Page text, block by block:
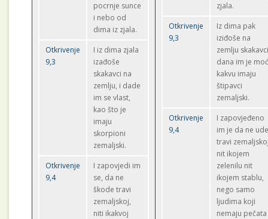
pocrnje sunce
i nebo od
dima iz zjala.
Otkrivenje
9,3
I iz dima zjala
izađoše
skakavci na
zemlju, i dade
im se vlast,
kao što je
imaju
skorpioni
zemaljski.
Otkrivenje
9,4
I zapovjedi im
se, da ne
škode travi
zemaljskoj,
niti ikakvoj
zjala.
Otkrivenje
9,3
Iz dima pak
iziđoše na
zemlju
dana im je
kakvu imaju
štipavci
zemaljski.
Otkrivenje
9,4
I zapovjeđeno
im je da ne
travi
nit ikojem
zelenilu nit
ikojem stablu,
nego samo
ljudima koji
nemaju pečata